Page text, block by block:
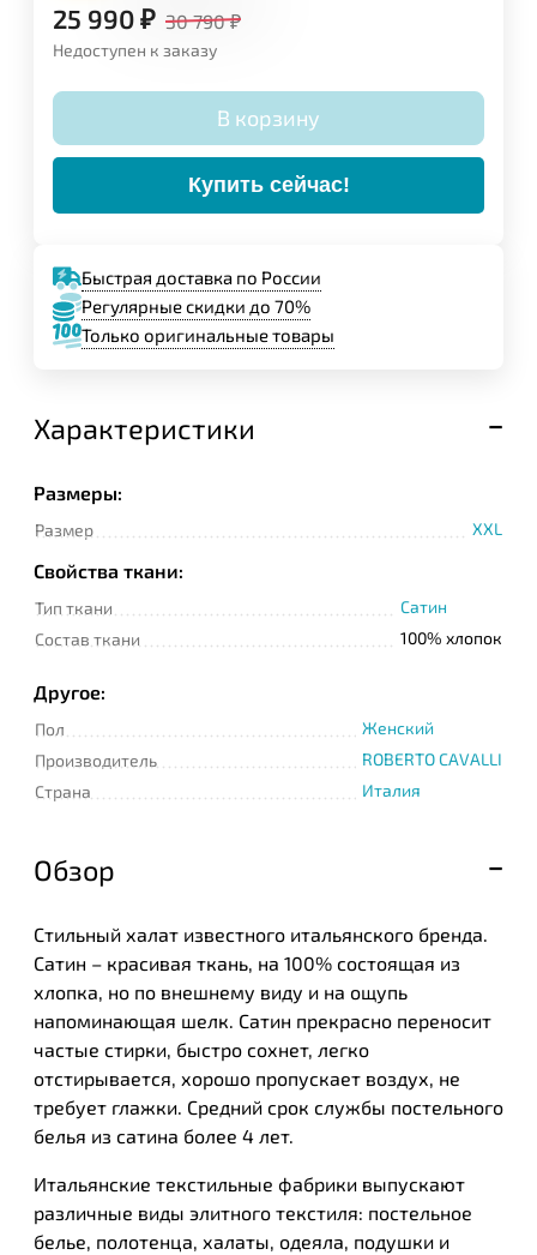
25 990₽ 30 790 ₽
Недоступен к заказу
В корзину
Купить сейчас!
Быстрая доставка по России
Регулярные скидки до 70%
Только оригинальные товары
Характеристики
Размеры:
Размер XXL
Свойства ткани:
Тип ткани
Сатин
Состав ткани
100% хлопок
Другое:
Пол
Женский
Производитель
ROBERTO CAVALLI
Страна
Италия
Обзор
Стильный халат известного итальянского бренда.
Сатин – красивая ткань, на 100% состоящая из
хлопка, но по внешнему виду и на ощупь
напоминающая шелк. Сатин прекрасно переносит
частые стирки, быстро сохнет, легко
отстирывается, хорошо пропускает воздух, не
требует глажки. Средний срок службы постельного
белья из сатина более 4 лет.
Итальянские текстильные фабрики выпускают
различные виды элитного текстиля: постельное
белье, полотенца, халаты, одеяла, подушки и